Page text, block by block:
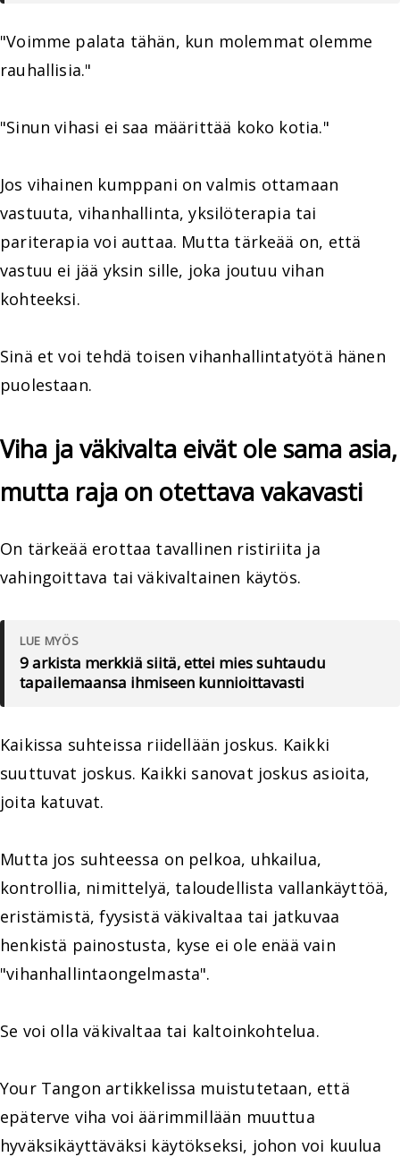
"Voimme palata tähän, kun molemmat olemme
rauhallisia."
"Sinun vihasi ei saa määrittää koko kotia."
Jos vihainen kumppani on valmis ottamaan
vastuuta, vihanhallinta, yksilöterapia tai
pariterapia voi auttaa. Mutta tärkeää on, että
vastuu ei jää yksin sille, joka joutuu vihan
kohteeksi.
Sinä et voi tehdä toisen vihanhallintatyötä hänen
puolestaan.
Viha ja väkivalta eivät ole sama asia,
mutta raja on otettava vakavasti
On tärkeää erottaa tavallinen ristiriita ja
vahingoittava tai väkivaltainen käytös.
LUE MYÖS
9 arkista merkkiä siitä, ettei mies suhtaudu
tapailemaansa ihmiseen kunnioittavasti
Kaikissa suhteissa riidellään joskus. Kaikki
suuttuvat joskus. Kaikki sanovat joskus asioita,
joita katuvat.
Mutta jos suhteessa on pelkoa, uhkailua,
kontrollia, nimittelyä, taloudellista vallankäyttöä,
eristämistä, fyysistä väkivaltaa tai jatkuvaa
henkistä painostusta, kyse ei ole enää vain
"vihanhallintaongelmasta".
Se voi olla väkivaltaa tai kaltoinkohtelua.
Your Tangon artikkelissa muistutetaan, että
epäterve viha voi äärimmillään muuttua
hyväksikäyttäväksi käytökseksi, johon voi kuulua